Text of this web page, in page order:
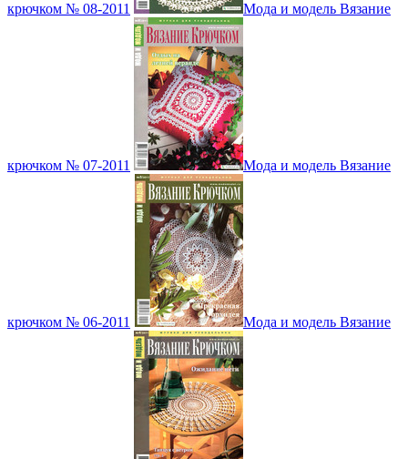
крючком № 08-2011 Мода и модель Вязание
крючком № 07-2011 Мода и модель Вязание
крючком № 06-2011 Мода и модель Вязание